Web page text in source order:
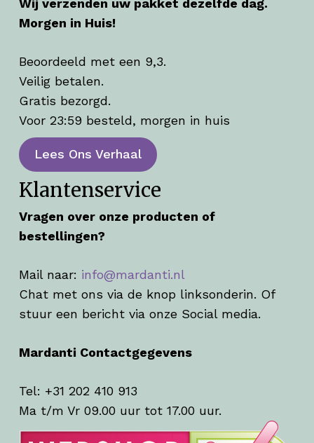
Wij verzenden uw pakket dezelfde dag.
Morgen in Huis!
Beoordeeld met een 9,3.
Veilig betalen.
Gratis bezorgd.
Voor 23:59 besteld, morgen in huis
Lees Ons Verhaal
Klantenservice
Vragen over onze producten of
bestellingen?
Mail naar: info@mardanti.nl
Chat met ons via de knop linksonderin. Of
stuur een bericht via onze Social media.
Mardanti Contactgegevens
Tel: +31 202 410 913
Ma t/m Vr 09.00 uur tot 17.00 uur.